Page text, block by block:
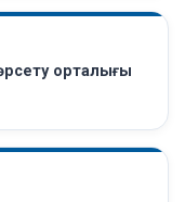
орталығы